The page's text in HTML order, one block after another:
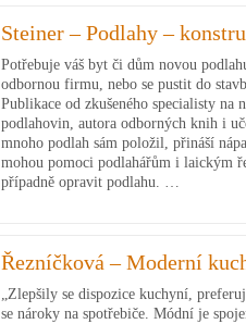
Steiner – Podlahy –
Potřebuje váš byt či dům novou
odbornou firmu, nebo se pustit do
Publikace od zkušeného specialisty na
podlahovin, autora odborných knih i
mnoho podlah sám položil, přináší
mohou pomoci podlahářům i laickým
případně opravit podlahu. …
Řezníčková – Moderní
„Zlepšily se dispozice kuchyní,
se nároky na spotřebiče. Módní je